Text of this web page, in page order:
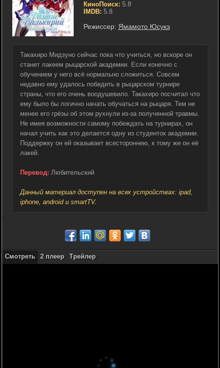
КиноПоиск: 5.8
IMDB: 5.8
Режиссер: Ямамото Юсукэ
Такахиро Мидзуно сейчас пока что учиться, но вскоре он
станет лакеем рыцарской академии. Если конечно с
обучением у него всё нормально сложиться. Совсем
недавно ему удалось победить в рыцарском турнире
страны, что его очень воодушевило. Такахиро посчитал что
ему было бы логично начать обучаться на рыцаря. Тем не
менее его грёзы об этом рухнули из-за полученной травмы.
Не имея возможности самому побеждать на турнирах, он
начал учить как это делается одну из студенток академии.
Поддержку он ей оказывает всестороннею, к тому же он её
лакей.
Перевод: Любительский
Данный материал доступен на всех устройствах: ipad,
iphone, android и smartTV.
Смотреть 2 плеер Трейлер